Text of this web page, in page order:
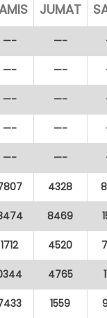
JUMAT
—- —-
—- —-
—- —-
—- —-
—- —-
4328
8469
1712 4520
4765
1559